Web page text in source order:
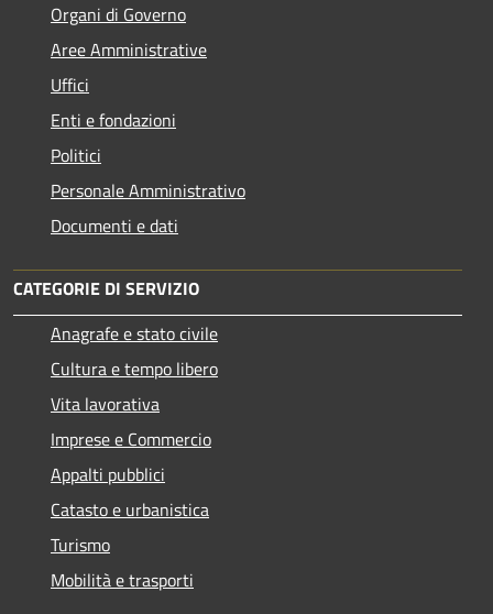
Organi di Governo
Aree Amministrative
Uffici
Enti e fondazioni
Politici
Personale Amministrativo
Documenti e dati
CATEGORIE DI SERVIZIO
Anagrafe e stato civile
Cultura e tempo libero
Vita lavorativa
Imprese e Commercio
Appalti pubblici
Catasto e urbanistica
Turismo
Mobilità e trasporti